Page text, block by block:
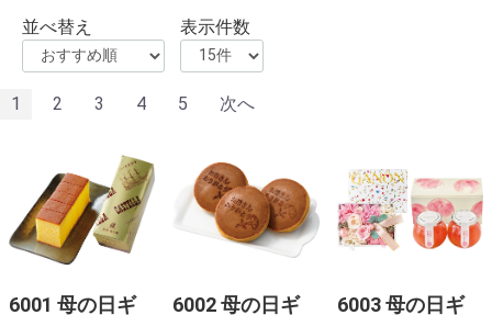
並べ替え
表示件数
1 2 3 4 5 次へ
6001 母の日ギ
6002 母の日ギ
6003 母の日ギ